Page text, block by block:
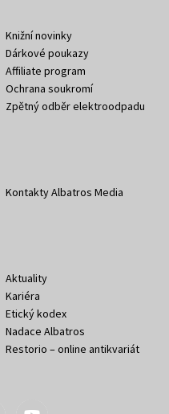
Knižní novinky
Dárkové poukazy
Affiliate program
Ochrana soukromí
Zpětný odběr elektroodpadu
Kontakty Albatros Media
Aktuality
Kariéra
Etický kodex
Nadace Albatros
Restorio – online antikvariát